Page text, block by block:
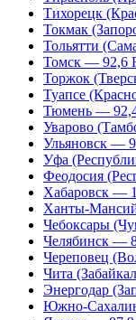
Тихорецк
Токмак
Тольятти
Томск — 92,6
Торжок
Туапсе
Тюмень —
Уварово
Ульяновск —
Уфа
Феодосия
Хабаровск —
Ханты-
Чебоксары
Челябинск —
Череповец
Чита
Энергодар
Южно-